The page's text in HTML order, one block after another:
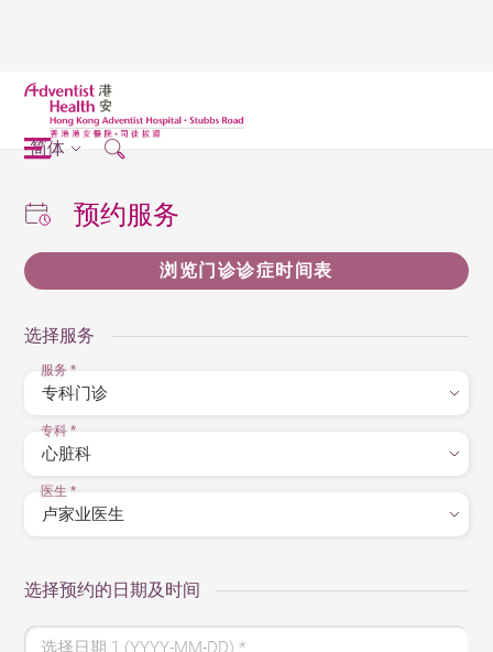
简体
预约服务
浏览门诊诊症时间表
选择服务
服务*
专科*
医生*
选择预约的日期及时间
选择日期 1 (YYYY-MM-DD)*